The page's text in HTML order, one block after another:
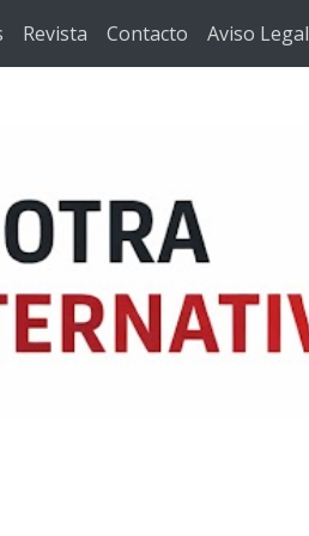
Revista Contacto Aviso Legal